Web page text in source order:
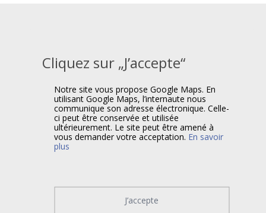
Cliquez sur „J’accepte“
Notre site vous propose Google Maps. En
utilisant Google Maps, l’internaute nous
communique son adresse électronique. Celle-
ci peut être conservée et utilisée
ultérieurement. Le site peut être amené à
vous demander votre acceptation. En savoir
plus
J’accepte